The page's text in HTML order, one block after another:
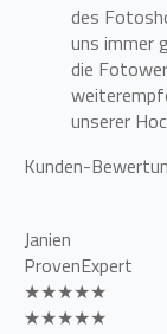
des
uns immer
die
unserer
Kunden-
Janien
ProvenExpert
★★★★★
★★★★★